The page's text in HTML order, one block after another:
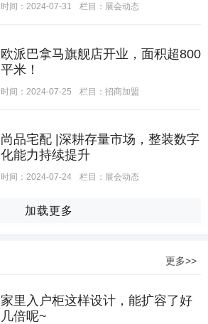
时间：2024-07-31 栏目： 展会动态
欧派巴拿马旗舰店开业，面积超800
平米！
时间：2024-07-25 栏目： 招商加盟
尚品宅配 |深耕存量市场，整装数字
化能力持续提升
时间：2024-07-24 栏目： 展会动态
加载更多
更多>>
家里入户柜这样设计，能扩容了好
几倍呢~